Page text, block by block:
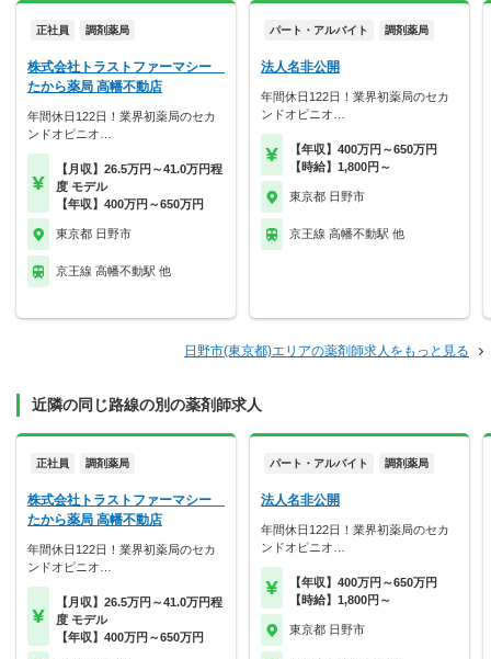
正社員 調剤薬局
株式会社トラストファーマシー
たから薬局 高幡不動店
年間休日122日！業界初薬局のセカ
ンドオピニオ…
【月収】26.5万円～41.0万円程
度 モデル
【年収】400万円～650万円
東京都 日野市
京王線 高幡不動駅 他
パート・アルバイト 調剤薬局
法人名非公開
年間休日122日！業界初薬局のセカ
ンドオピニオ…
【年収】400万円～650万円
【時給】1,800円～
東京都 日野市
京王線 高幡不動駅 他
日野市(東京都)エリアの薬剤師求人をもっと見る
近隣の同じ路線の別の薬剤師求人
正社員 調剤薬局
株式会社トラストファーマシー
たから薬局 高幡不動店
年間休日122日！業界初薬局のセカ
ンドオピニオ…
【月収】26.5万円～41.0万円程
度 モデル
【年収】400万円～650万円
パート・アルバイト 調剤薬局
法人名非公開
年間休日122日！業界初薬局のセカ
ンドオピニオ…
【年収】400万円～650万円
【時給】1,800円～
東京都 日野市